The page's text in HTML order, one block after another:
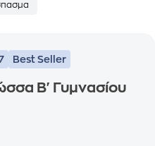
Best Seller
Β' Γυμνασίου